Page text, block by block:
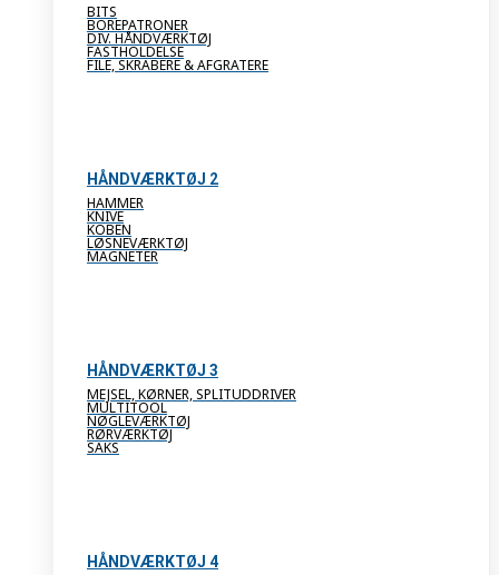
BITS
BOREPATRONER
DIV. HÅNDVÆRKTØJ
FASTHOLDELSE
FILE, SKRABERE & AFGRATERE
HÅNDVÆRKTØJ 2
HAMMER
KNIVE
KOBEN
LØSNEVÆRKTØJ
MAGNETER
HÅNDVÆRKTØJ 3
MEJSEL, KØRNER, SPLITUDDRIVER
MULTITOOL
NØGLEVÆRKTØJ
RØRVÆRKTØJ
SAKS
HÅNDVÆRKTØJ 4